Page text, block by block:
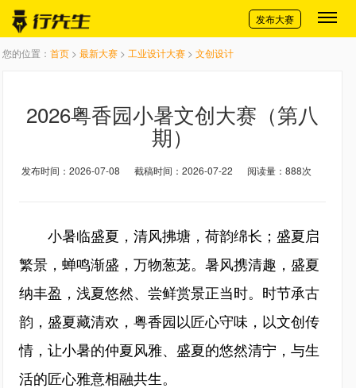
切换导航
发布大赛
您的位置： 首页 > 最新大赛 > 工业设计大赛 > 文创设计
2026粤香园小暑文创大赛（第八
期）
发布时间：2026-07-08 截稿时间：2026-07-22 阅读量：888次
小暑临盛夏，清风拂塘，荷韵绵长；盛夏启
繁景，蝉鸣渐盛，万物葱茏。暑风携清趣，盛夏
纳丰盈，浅夏悠然、尝鲜赏景正当时。时节承古
韵，盛夏藏清欢，粤香园以匠心守味，以文创传
情，让小暑的仲夏风雅、盛夏的悠然清宁，与生
活的匠心雅意相融共生。